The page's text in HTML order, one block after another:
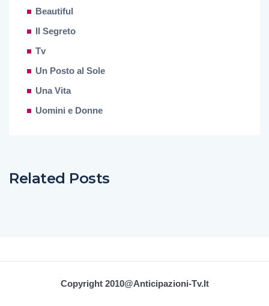
Beautiful
Il Segreto
Tv
Un Posto al Sole
Una Vita
Uomini e Donne
Related Posts
Copyright 2010@Anticipazioni-Tv.it